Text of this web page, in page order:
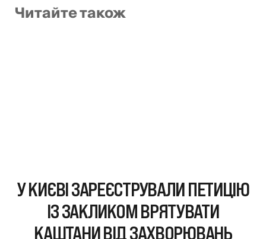
Читайте також
У КИЄВІ ЗАРЕЄСТРУВАЛИ ПЕТИЦІЮ
ІЗ ЗАКЛИКОМ ВРЯТУВАТИ
КАШТАНИ ВІД ЗАХВОРЮВАНЬ